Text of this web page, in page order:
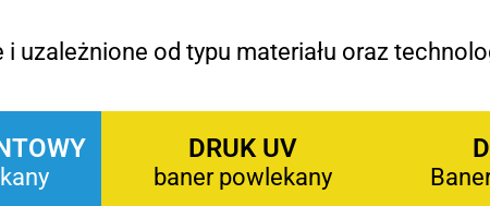
uzależnione od typu materiału oraz
DRUK UV
baner powlekany